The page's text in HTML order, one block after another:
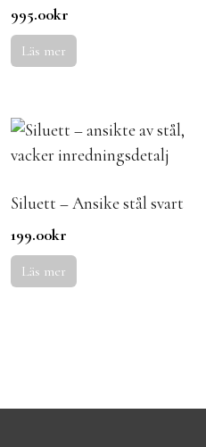
995.00kr
Läs mer
Siluett – Ansike stål svart
199.00kr
Läs mer